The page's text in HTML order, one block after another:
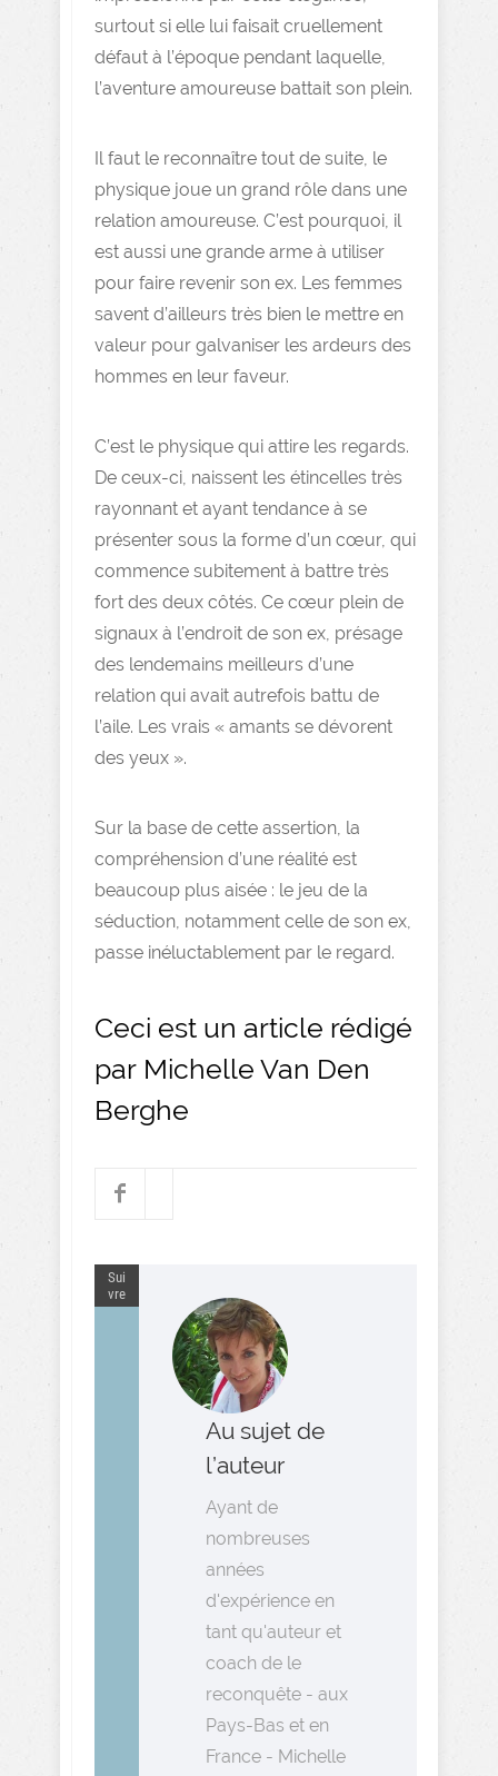
surtout si elle lui faisait cruellement
défaut à l’époque pendant laquelle,
l’aventure amoureuse battait son plein.
Il faut le reconnaître tout de suite, le
physique joue un grand rôle dans une
relation amoureuse. C’est pourquoi, il
est aussi une grande arme à utiliser
pour faire revenir son ex. Les femmes
savent d’ailleurs très bien le mettre en
valeur pour galvaniser les ardeurs des
hommes en leur faveur.
C’est le physique qui attire les regards.
De ceux-ci, naissent les étincelles très
rayonnant et ayant tendance à se
présenter sous la forme d’un cœur, qui
commence subitement à battre très
fort des deux côtés. Ce cœur plein de
signaux à l’endroit de son ex, présage
des lendemains meilleurs d’une
relation qui avait autrefois battu de
l’aile. Les vrais « amants se dévorent
des yeux ».
Sur la base de cette assertion, la
compréhension d’une réalité est
beaucoup plus aisée : le jeu de la
séduction, notamment celle de son ex,
passe inéluctablement par le regard.
Ceci est un article rédigé
par Michelle Van Den
Berghe
Sui
vre
Au sujet de
l’auteur
Ayant de
nombreuses
années
d'expérience en
tant qu'auteur et
coach de le
reconquête - aux
Pays-Bas et en
France - Michelle